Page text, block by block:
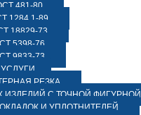
481-80
1284.1-89
18829-73
5398-76
9833-73
УСЛУГИ
РЕЗКА
ИЗДЕЛИЙ С ТОЧНОЙ ФИГУРНОЙ
И УПЛОТНИТЕЛЕЙ